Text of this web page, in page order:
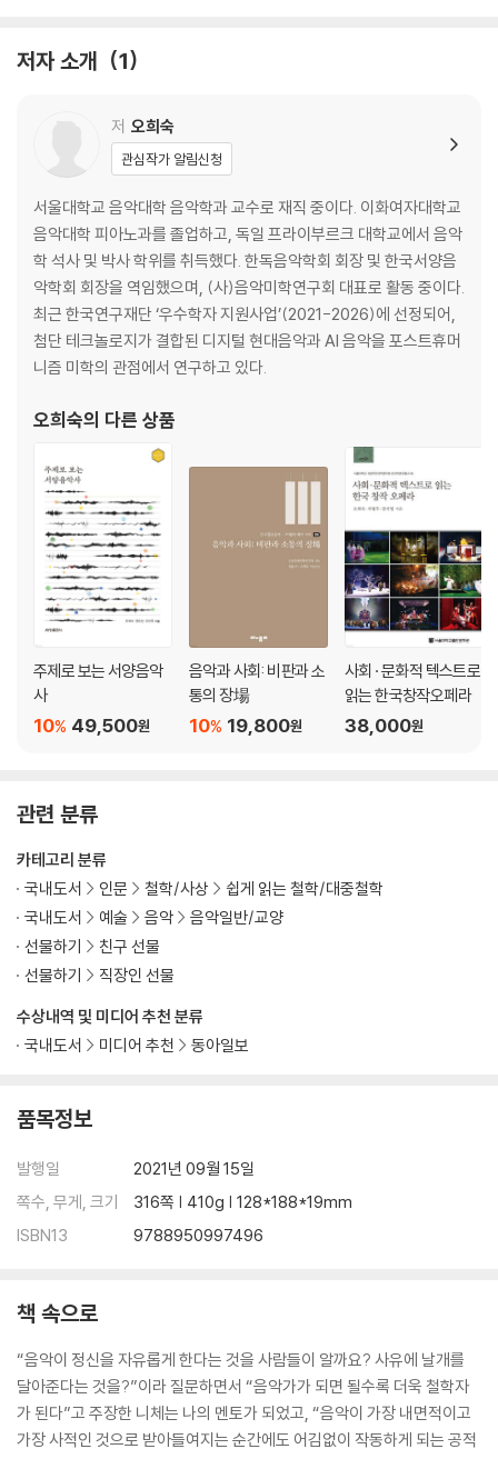
음악이 세계의 본질을 말할 수 있을까? - 말러의 교향곡 제3번 과 쇼펜하
우어의 음악철학
삶을 긍정하려면 음악이 필요하다 - 슈트라우스의 차라투스트라는 이렇
게 말했다 와 니체의 음악철학
음악은 진리를 드러내는 예술인가? - 쇤베르크의 달에 홀린 피에로 와 아
도르노의 음악철학
3부 음악은 결국 사회를 품는다
음악의 진보는 어디로 향하는가? - 크라이들러의 간접광고 와 현대음악의
음악은 수학과 어떤 관계가 있을까? - AI 작곡가 이봄의 그리운 건 모두 과
거에 있다와 음악의 수학적 성격
글로벌 시대의 크로스오버는 어떻게 나타나는가? - 이날치의 범 내려온다
와 상호문화성 미학
나가는 글 음악은 언제나 나에게 말을 건넨다
저자 소개 1
저 오희숙
관심작가 알림신청
서울대학교 음악대학 음악학과 교수로 재직 중이다. 이화여자대학교
음악대학 피아노과를 졸업하고, 독일 프라이부르크 대학교에서 음악
학 석사 및 박사 학위를 취득했다. 한독음악학회 회장 및 한국서양음
악학회 회장을 역임했으며, (사)음악미학연구회 대표로 활동 중이다.
최근 한국연구재단 ‘우수학자 지원사업’(2021-2026)에 선정되어,
첨단 테크놀로지가 결합된 디지털 현대음악과 AI 음악을 포스트휴머
니즘 미학의 관점에서 연구하고 있다.
오희숙의 다른 상품
주제로 보는 서양음악
사
49,500원
10%
음악과 사회: 비판과 소
통의 장場
19,800원
10%
사회 · 문화적 텍스트로
읽는 한국창작오페라
38,000원
관련 분류
수상내역 및 미디어 추천 분류
국내도서
미디어 추천 동아일보
카테고리 분류
국내도서
인문 철학/사상
쉽게 읽는 철학/대중철학
국내도서
예술 음악
음악일반/교양
선물하기
친구 선물
선물하기
직장인 선물
품목정보
발행일
2021년 09월 15일
쪽수, 무게, 크기
316쪽 | 410g | 128*188*19mm
ISBN13
9788950997496
책 속으로
“음악이 정신을 자유롭게 한다는 것을 사람들이 알까요? 사유에 날개를
달아준다는 것을?”이라 질문하면서 “음악가가 되면 될수록 더욱 철학자
가 된다”고 주장한 니체는 나의 멘토가 되었고, “음악이 가장 내면적이고
가장 사적인 것으로 받아들여지는 순간에도 어김없이 작동하게 되는 공적